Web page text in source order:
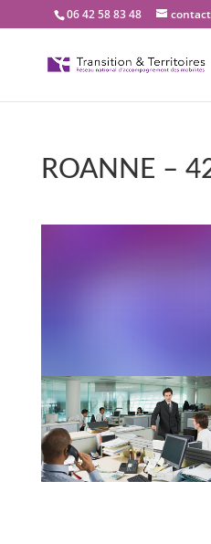
06 42 58 83 48
ROANNE –
bureau